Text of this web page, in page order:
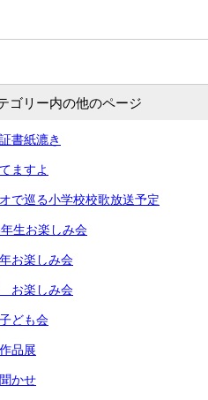
ゴリー内の他のページ
書紙漉き
ますよ
で巡る小学校校歌放送予定
生お楽しみ会
お楽しみ会
お楽しみ会
ども会
品展
かせ